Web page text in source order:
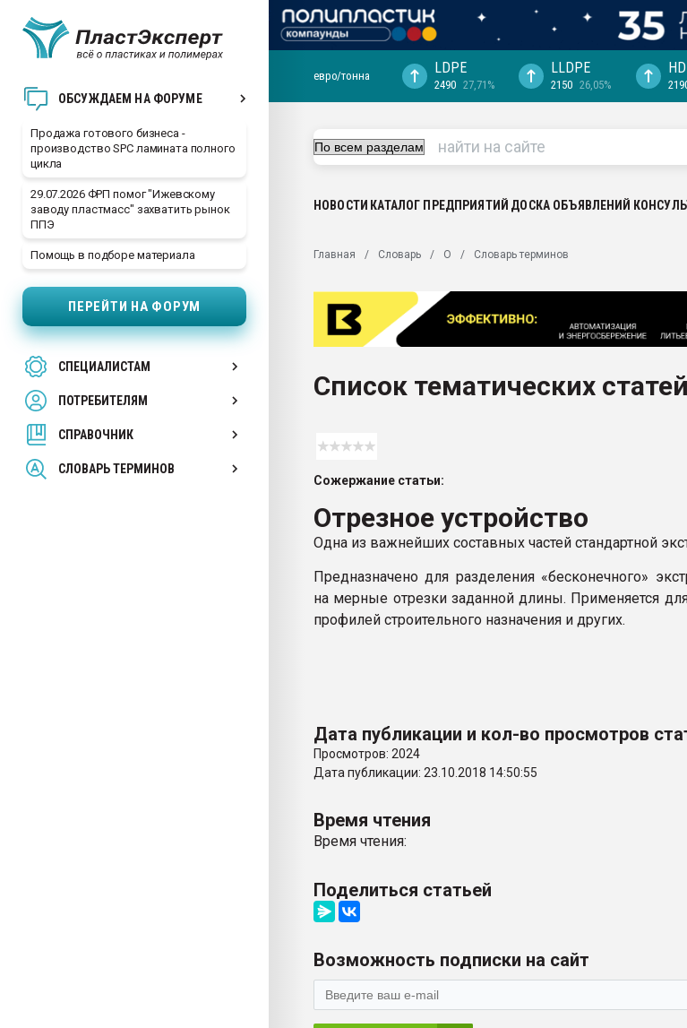
ОБСУЖДАЕМ НА ФОРУМЕ
Продажа готового бизнеса -
производство SPC ламината полного
цикла
29.07.2026 ФРП помог "Ижевскому
заводу пластмасс" захватить рынок
ППЭ
Помощь в подборе материала
ПЕРЕЙТИ НА ФОРУМ
СПЕЦИАЛИСТАМ
ПОТРЕБИТЕЛЯМ
СПРАВОЧНИК
СЛОВАРЬ ТЕРМИНОВ
28.07.2026 "Технониколь" довольна
Всё, что касается выдува ПЭТ
Материал поверхности пуансона для
Продам отходы Композиция
поликарбоната и АБС-пластика
Armaloy PC/ABS-1IM черный цвет
евро/тонна LDPE
2490 27,71%
LLDPE
2150 26,05%
НОВОСТИ КАТАЛОГ ПРЕДПРИЯТИЙ ДОСКА ОБЪЯВЛЕНИЙ
Главная Словарь О Словарь терминов
Список тематических статей
Сожержание статьи:
Отрезное устройство
Одна из важнейших составных частей стандартной
Предназначено для разделения «бесконечного»
на мерные отрезки заданной длины. Применяется
профилей строительного назначения и других.
Дата публикации и кол-во просмотров
Просмотров: 2024
Дата публикации: 23.10.2018 14:50:55
Время чтения
Время чтения:
Поделиться статьей
Возможность подписки на сайт